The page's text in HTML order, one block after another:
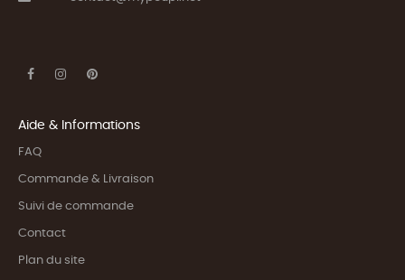
Aide & Informations
FAQ
Commande & Livraison
Suivi de commande
Contact
Plan du site